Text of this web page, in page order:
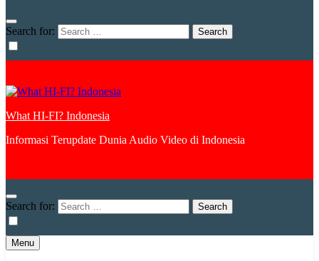
Search for:
What HI-FI? Indonesia
Informasi Terupdate Dunia Audio Video di Indonesia
Search for:
Menu